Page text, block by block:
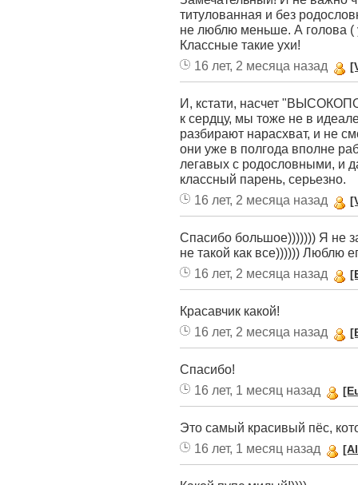
титулованная и без
не люблю меньше. А голова (
Классные такие ухи!
16 лет, 2 месяца назад
И, кстати, насчет
к сердцу, мы тоже не в
разбирают нарасхват, и не
они уже в полгода вполне
легавых с родословными, и
классный парень, серьезно.
16 лет, 2 месяца назад
Спасибо большое))))))) Я не
не такой как все)))))) Люблю
16 лет, 2 месяца назад
Красавчик какой!
16 лет, 2 месяца назад
Спасибо!
16 лет, 1 месяц назад
Это самый красивый пёс,
16 лет, 1 месяц назад